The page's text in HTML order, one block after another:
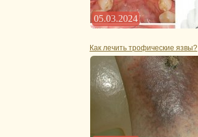
05.03.2024
Как лечить трофические язвы?